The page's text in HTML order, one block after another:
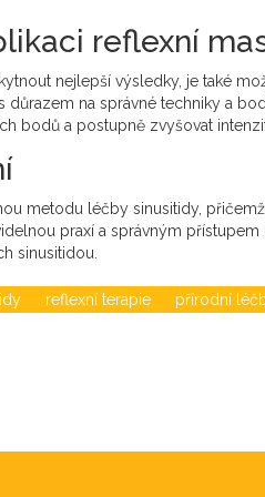
reflexní
nejlepší výsledky, je také
důrazem na správné techniky a
bodů a postupně zvyšovat
metodu léčby sinusitidy,
praxí a správným
sinusitidou.
reflexní terapie přírodní